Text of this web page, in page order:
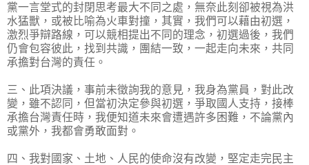
黨一言堂式的封閉思考最大不同之處，無奈此刻卻被視為洪
水猛獸，或被比喻為火車對撞，其實，我們可以藉由初選，
激烈爭辯路線，可以競相提出不同的理念，初選過後，我們
仍會包容彼此，找到共識，團結一致，一起走向未來，共同
承擔對台灣的責任。
三、此項決議，事前未徵詢我的意見，我身為黨員，對此改
變，雖不認同，但當初決定參與初選，爭取國人支持，接棒
承擔台灣責任時，我便知道未來會遭遇許多困難，不論黨內
或黨外，我都會勇敢面對。
四、我對國家、土地、人民的使命沒有改變，堅定走完民主